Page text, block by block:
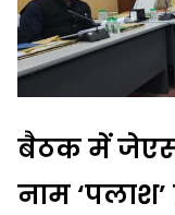
बैठक में
नाम